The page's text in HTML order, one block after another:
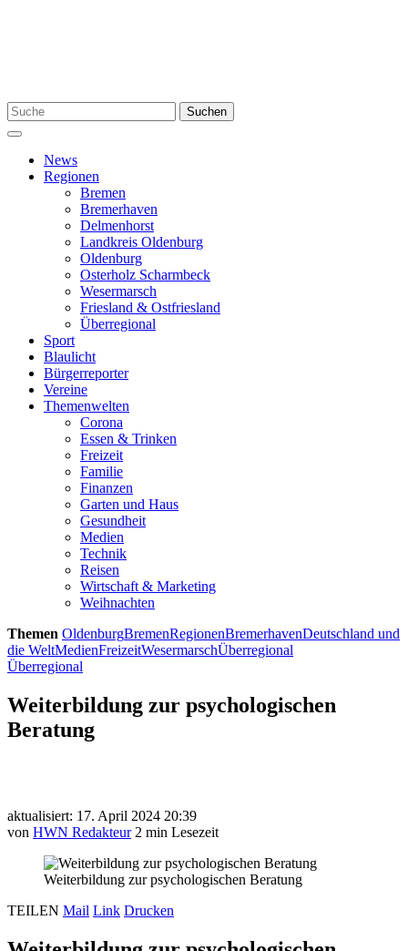
Suchen
nach:
Suchen
Menü
News
Regionen
Bremen
Bremerhaven
Delmenhorst
Landkreis Oldenburg
Oldenburg
Osterholz Scharmbeck
Wesermarsch
Friesland & Ostfriesland
Überregional
Sport
Blaulicht
Bürgerreporter
Vereine
Themenwelten
Corona
Essen & Trinken
Freizeit
Familie
Finanzen
Garten und Haus
Gesundheit
Medien
Technik
Reisen
Wirtschaft & Marketing
Weihnachten
Themen OldenburgBremenRegionenBremerhavenDeutschland und
die WeltMedienFreizeitWesermarschÜberregional
Überregional
Weiterbildung zur psychologischen
Beratung
aktualisiert: 17. April 2024 20:39
von HWN Redakteur 2 min Lesezeit
Weiterbildung zur psychologischen Beratung
TEILEN Mail Link Drucken